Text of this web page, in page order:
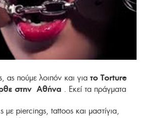
πούμε λοιπόν και για το Torture
στην Αθήνα . Εκεί τα πράγματα
με piercings, tattoos και μαστίγια,